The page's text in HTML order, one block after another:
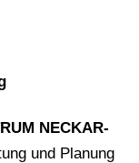
NECKAR-
und Planung